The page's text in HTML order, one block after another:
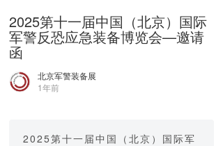
2025第十一届中国（北京）国际
军警反恐应急装备博览会—邀请
函
北京军警装备展
1年前
2025第十一届中国（北京）国际军